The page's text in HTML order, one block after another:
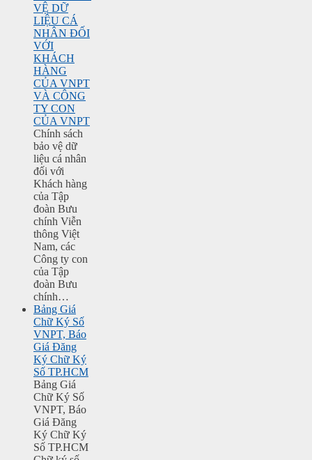
VỆ DỮ
LIỆU CÁ
NHÂN ĐỐI
VỚI
KHÁCH
HÀNG
CỦA VNPT
VÀ CÔNG
TY CON
CỦA VNPT
Chính sách
bảo vệ dữ
liệu cá nhân
đối với
Khách hàng
của Tập
đoàn Bưu
chính Viễn
thông Việt
Nam, các
Công ty con
của Tập
đoàn Bưu
chính…
Bảng Giá
Chữ Ký Số
VNPT, Báo
Giá Đăng
Ký Chữ Ký
Số TP.HCM
Bảng Giá
Chữ Ký Số
VNPT, Báo
Giá Đăng
Ký Chữ Ký
Số TP.HCM